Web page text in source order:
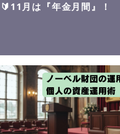
🔰11月は『年金月間』！